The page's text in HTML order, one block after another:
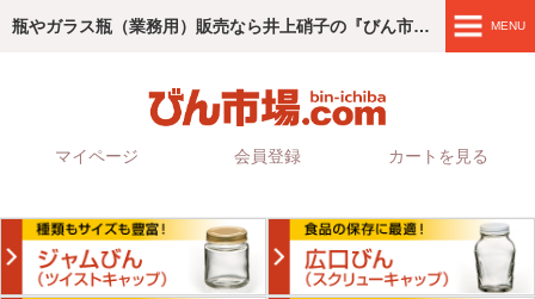
瓶やガラス瓶（業務用）販売なら井上硝子の『びん市場.com』
マイページ 会員登録 カートを見る
MENU
会社情報